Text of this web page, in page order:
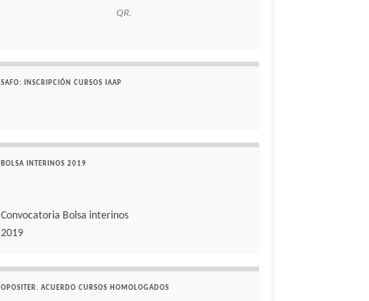
QR.
SAFO: INSCRIPCIÓN CURSOS IAAP
BOLSA INTERINOS 2019
Convocatoria Bolsa interinos
2019
OPOSITER. ACUERDO CURSOS HOMOLOGADOS